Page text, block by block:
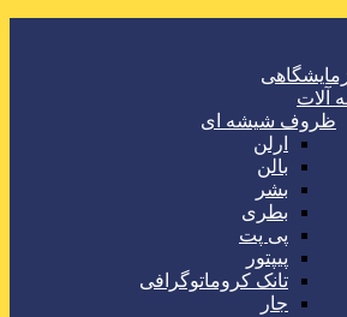
آلات
ظروف شیشه ای
ارلن
بالن
بشر
بطری
پی پت
پیپتور
تانک کروماتوگرافی
جار